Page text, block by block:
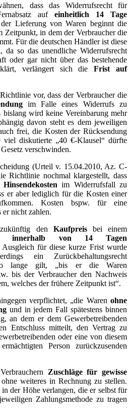
dass das Widerrufsrecht für
auf einheitlich 14 Tage
Lieferung von Waren beginnt die
Zeitpunkt, in dem der Verbraucher die
Für die deutschen Händler ist diese
da so das unendliche Widerrufsrecht
oder gar nicht über das bestehende
verlängert sich dieFrist auf
vor, dass der Verbraucher die
im Falle eines Widerrufs zu
bislang wird keine Vereinbarung mehr
davon steht es dem jeweiligen
frei, die Kosten der Rücksendung
diskutierte „40 €-Klausel“ dürfte
verschwinden.
(Urteil v. 15.04.2010, Az. C-
Richtlinie nochmal klargestellt, dass
Hinsendekosten im Widerrufsfall zu
er aber lediglich für die Kosten einer
Kosten bspw. für eine
er nicht zahlen.
den Kaufpreisbei einem
von 14 Tagen
für diese kurze Frist wurde
ein Zurückbehaltungsrecht
lange gilt, „bis er die Waren
bis der Verbraucher den Nachweis
welches der frühere Zeitpunkt ist“.
verpflichtet, „die Waren ohne
und in jedem Fall spätestens binnen
an dem er dem Gewerbetreibenden
Entschluss mitteilt, den Vertrag zu
oder eine von diesem
Person zurückzusenden
Zuschläge für gewisse
weiteres in Rechnung zu stellen.
der Höhe verlangen, die er selbst für
Zahlungsmethode zu tragen